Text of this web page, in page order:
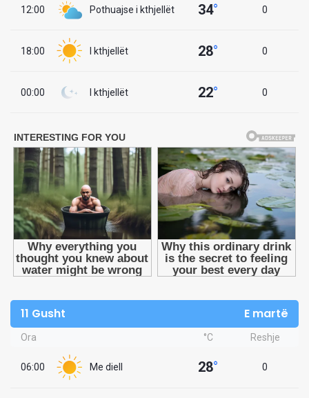
12:00 Pothuajse i kthjellët 34° 0
18:00 I kthjellët 28° 0
00:00 I kthjellët 22° 0
11 Gusht E martë
Ora °C Reshje
06:00 Me diell 28° 0